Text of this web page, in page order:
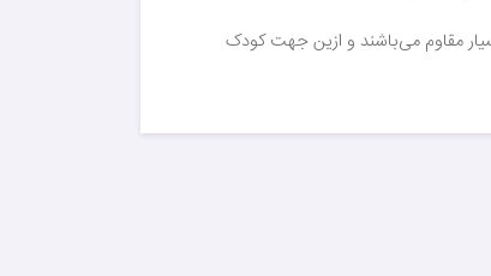
بسیار مقاوم می‌باشند و ازین جهت کودک